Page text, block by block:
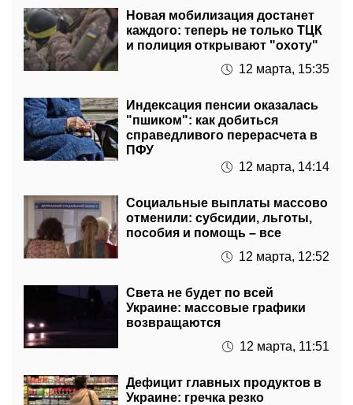
Новая мобилизация достанет
каждого: теперь не только ТЦК
и полиция открывают "охоту"
12 марта, 15:35
Индексация пенсии оказалась
"пшиком": как добиться
справедливого перерасчета в
ПФУ
12 марта, 14:14
Социальные выплаты массово
отменили: субсидии, льготы,
пособия и помощь – все
12 марта, 12:52
Света не будет по всей
Украине: массовые графики
возвращаются
12 марта, 11:51
Дефицит главных продуктов в
Украине: гречка резко